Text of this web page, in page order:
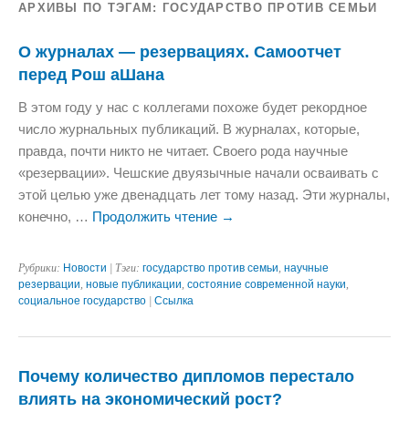
АРХИВЫ ПО ТЭГАМ: ГОСУДАРСТВО ПРОТИВ СЕМЬИ
О журналах — резервациях. Самоотчет
перед Рош аШана
В этом году у нас с коллегами похоже будет рекордное
число журнальных публикаций. В журналах, которые,
правда, почти никто не читает. Своего рода научные
«резервации». Чешские двуязычные начали осваивать с
этой целью уже двенадцать лет тому назад. Эти журналы,
конечно, … Продолжить чтение →
Рубрики: Новости | Тэги: государство против семьи научные
резервации новые публикации состояние современной науки
социальное государство | Ссылка
Почему количество дипломов перестало
влиять на экономический рост?